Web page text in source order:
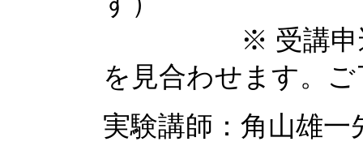
※ 受講申込者
を見合わせます。
実験講師：角山雄一